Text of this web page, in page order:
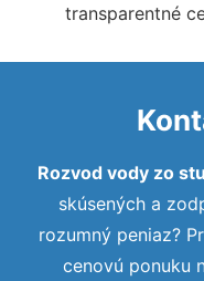
transparentné
Rozvod vody zo
skúsených a
rozumný peniaz?
cenovú ponuku